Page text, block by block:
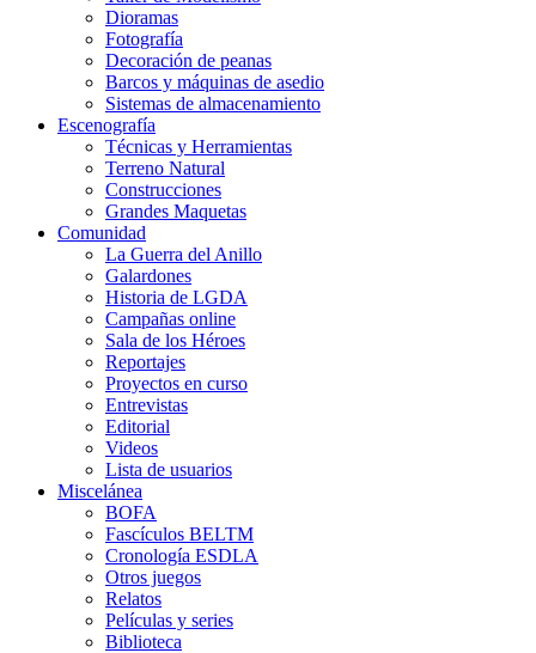
Dioramas
Fotografía
Decoración de peanas
Barcos y máquinas de asedio
Sistemas de almacenamiento
Escenografía
Técnicas y Herramientas
Terreno Natural
Construcciones
Grandes Maquetas
Comunidad
La Guerra del Anillo
Galardones
Historia de LGDA
Campañas online
Sala de los Héroes
Reportajes
Proyectos en curso
Entrevistas
Editorial
Videos
Lista de usuarios
Miscelánea
BOFA
Fascículos BELTM
Cronología ESDLA
Otros juegos
Relatos
Películas y series
Biblioteca